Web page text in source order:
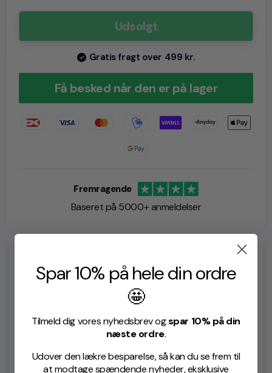
Udsolgt
Gratis fragt over 499 kr.
Få besked når den er på lager
Fremragende
Baseret på 5000+ anmeldelser
Beskrivelse
Ønsker du selv at udskifte din bagside på din Samsung
Det er super nemt, selv at udskifte sin bagside på
Spar 10% på hele din ordre
🤩
Tilmeld dig vores nyhedsbrev ogspar 10% på din
næste ordre.
Udover den lækre besparelse, så kan du se frem til
at modtage spændende nyheder, eksklusive